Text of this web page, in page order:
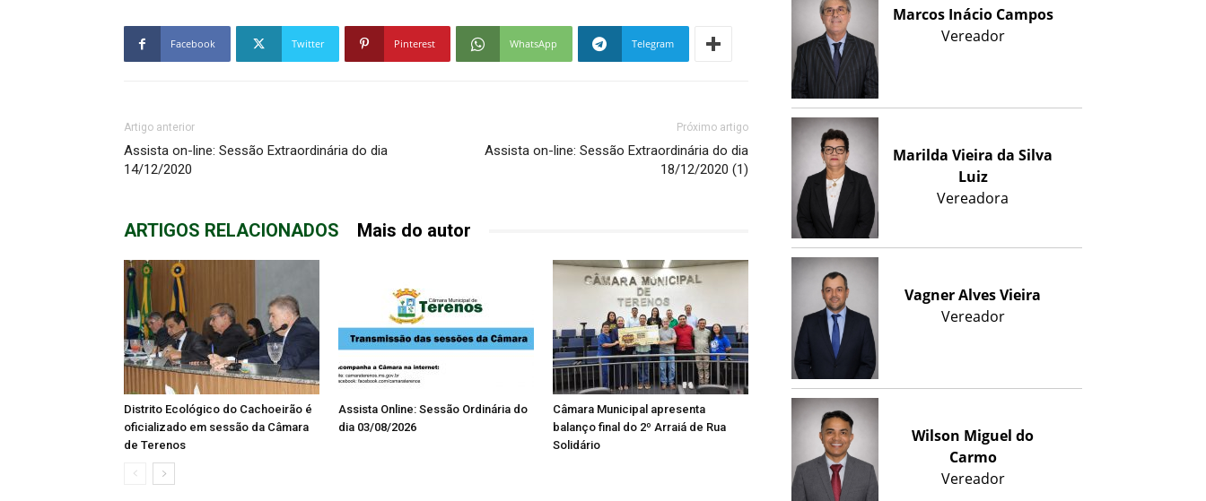
cima
para
aumentar
ou
Facebook Twitter Pinterest WhatsApp Telegram
Artigo anterior
Assista on-line: Sessão Extraordinária do dia
14/12/2020
Próximo artigo
Assista on-line: Sessão Extraordinária do dia
18/12/2020 (1)
ARTIGOS RELACIONADOS Mais do autor
Distrito Ecológico do Cachoeirão é
oficializado em sessão da Câmara
de Terenos
Assista Online: Sessão Ordinária do
dia 03/08/2026
Câmara Municipal apresenta
balanço final do 2º Arraiá de Rua
Solidário
Marcos Inácio Campos
Vereador
Marilda Vieira da Silva
Luiz
Vereadora
Vagner Alves Vieira
Vereador
Wilson Miguel do
Carmo
Vereador